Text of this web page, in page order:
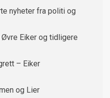
nyheter fra politi og
Eiker og tidligere
– Eiker
og Lier